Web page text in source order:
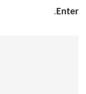
Enter
.